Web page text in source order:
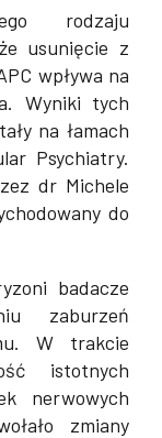
rodzaju
usunięcie z
wpływa na
Wyniki tych
na łamach
Psychiatry.
dr Michele
do
badacze
zaburzeń
W trakcie
istotnych
nerwowych
zmiany